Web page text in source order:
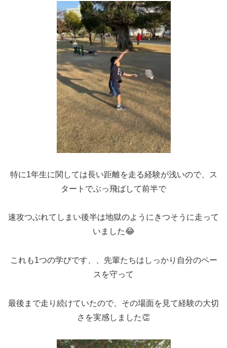
特に1年生に関しては長い距離を走る経験が浅いので、ス
タートでぶっ飛ばして前半で
速攻つぶれてしまい後半は地獄のようにきつそうに走って
いました😂
これも1つの学びです、、先輩たちはしっかり自分のペー
スを守って
最後まで走り続けていたので、その場面を見て経験の大切
さを実感しました👏